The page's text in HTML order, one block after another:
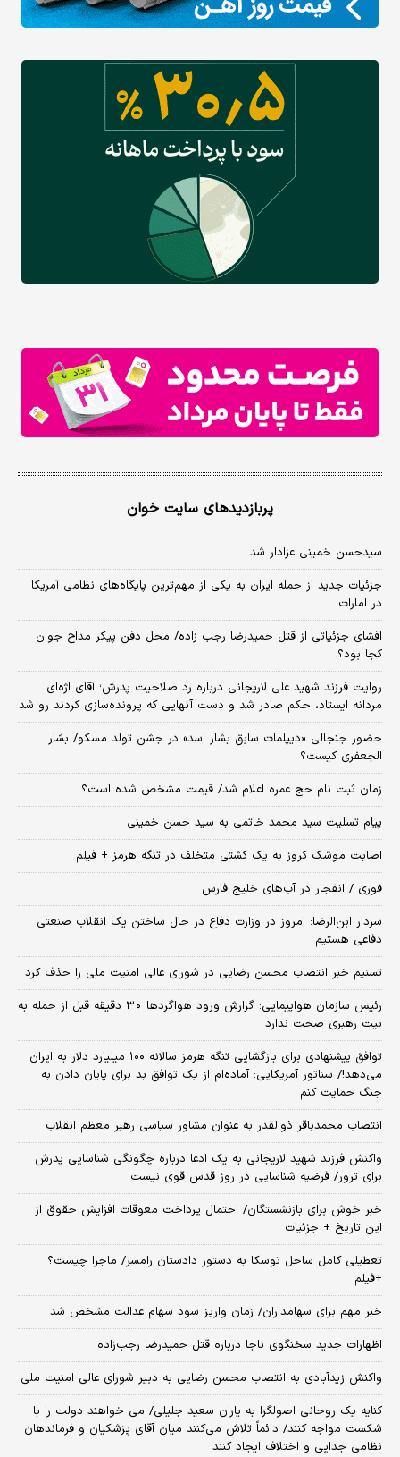
پربازدیدهای سایت خوان
سیدحسن خمینی عزادار شد
جزئیات جدید از حمله ایران به یکی از مهم‌ترین پایگاه‌های نظامی آمریکا
در امارات
افشای جزئیاتی از قتل حمیدرضا رجب زاده/ محل دفن پیکر مداح جوان
کجا بود؟
روایت فرزند شهید علی لاریجانی درباره رد صلاحیت پدرش؛ آقای اژه‌ای
مردانه ایستاد، حکم صادر شد و دست آنهایی که پرونده‌سازی کردند رو شد
حضور جنجالی «دیپلمات سابق بشار اسد» در جشن تولد مسکو/ بشار
الجعفری کیست؟
زمان ثبت‌ نام حج عمره اعلام شد/ قیمت مشخص شده است؟
پیام تسلیت سید محمد خاتمی به سید حسن خمینی
اصابت موشک کروز به یک کشتی متخلف در تنگه هرمز + فیلم
فوری / انفجار در آب‌های خلیج فارس
سردار ابن‌الرضا: امروز در وزارت دفاع در حال ساختن یک انقلاب صنعتی
دفاعی هستیم
تسنیم خبر انتصاب محسن رضایی در شورای عالی امنیت ملی را حذف کرد
رئیس سازمان هواپیمایی: گزارش ورود هواگردها ٣٠ دقیقه قبل از حمله به
بیت رهبری صحت ندارد
توافق پیشنهادی برای بازگشایی تنگه هرمز سالانه ۱۰۰ میلیارد دلار به ایران
می‌دهد!/ سناتور آمریکایی: آماده‌ام از یک توافق بد برای پایان دادن به
جنگ حمایت کنم
انتصاب محمدباقر ذوالقدر به عنوان مشاور سیاسی رهبر معظم انقلاب
واکنش فرزند شهید لاریجانی به یک ادعا درباره چگونگی شناسایی پدرش
برای ترور/ فرضیه شناسایی در روز قدس قوی نیست
خبر خوش برای بازنشستگان/ احتمال پرداخت معوقات افزایش حقوق از
این تاریخ + جزئیات
تعطیلی کامل ساحل توسکا به دستور دادستان رامسر/ ماجرا چیست؟
+فیلم
خبر مهم برای سهامداران/ زمان واریز سود سهام عدالت مشخص شد
اظهارات جدید سخنگوی ناجا درباره قتل حمیدرضا رجب‌زاده
واکنش زیدآبادی به انتصاب محسن رضایی به دبیر شورای عالی امنیت ملی
کنایه یک روحانی اصولگرا به یاران سعید جلیلی/ می خواهند دولت را با
شکست مواجه کنند/ دائماً تلاش می‌کنند میان آقای پزشکیان و فرماندهان
نظامی جدایی و اختلاف ایجاد کنند